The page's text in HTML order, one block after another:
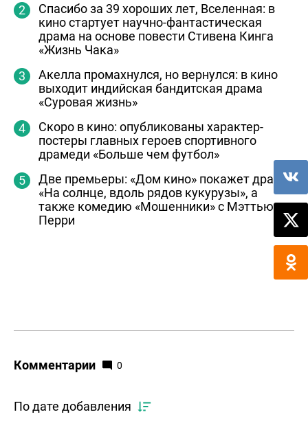
Спасибо за 39 хороших лет, Вселенная: в
кино стартует научно-фантастическая
драма на основе повести Стивена Кинга
«Жизнь Чака»
Акелла промахнулся, но вернулся: в кино
выходит индийская бандитская драма
«Суровая жизнь»
Скоро в кино: опубликованы характер-
постеры главных героев спортивного
драмеди «Больше чем футбол»
Две премьеры: «Дом кино» покажет драму
«На солнце, вдоль рядов кукурузы», а
также комедию «Мошенники» с Мэттью
Перри
Комментарии 0
По дате добавления